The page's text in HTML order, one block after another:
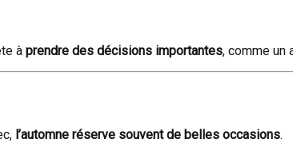
à prendre des décisions importantes, comme un
l’automne réserve souvent de belles occasions.